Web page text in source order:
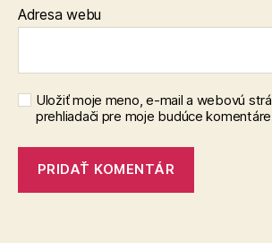
Adresa webu
Uložiť moje meno, e-mail a webovú
prehliadači pre moje budúce